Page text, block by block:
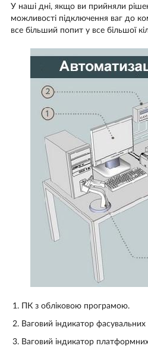
У наші дні, якщо ви прийняли
можливості підключення ваг до
все більший попит у все більшої
ПК з обліковою програмою.
Ваговий індикатор фасувальних
Ваговий індикатор